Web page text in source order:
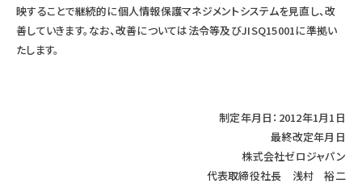
映することで継続的に個人情報保護マネジメントシステムを見直し、改
善していきます。なお、改善については法令等及びJISQ15001に準拠い
たします。
制定年月日：2012年1月1日
最終改定年月日
株式会社ゼロジャパン
代表取締役社長 浅村 裕二